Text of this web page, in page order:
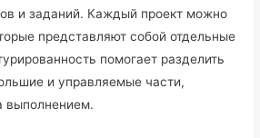
и заданий. Каждый проект можно
представляют собой отдельные
помогает разделить
и управляемые части,
выполнением.